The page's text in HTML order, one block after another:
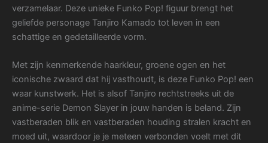
verzamelaar. Deze unieke Funko Pop! figuur brengt het
geliefde personage Tanjiro Kamado tot leven in een
schattige en gedetailleerde vorm.
Met zijn kenmerkende haarkleur, groene ogen en het
iconische zwaard dat hij vasthoudt, is deze Funko Pop! een
waar kunstwerk. Het is alsof Tanjiro rechtstreeks uit de
anime-serie Demon Slayer in jouw handen is beland. Zijn
vastberaden blik en vastberaden houding stralen kracht en
moed uit, waardoor je je meteen verbonden voelt met dit